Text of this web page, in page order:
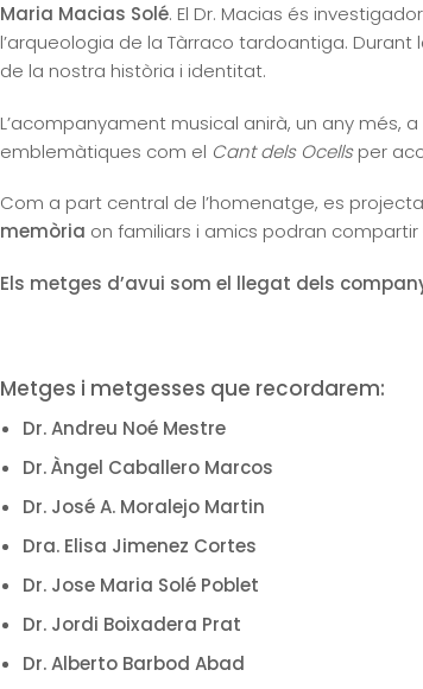
Maria Macias Solé. El Dr. Macias és
l’arqueologia de la Tàrraco tardoantiga.
de la nostra història i identitat.
L’acompanyament musical anirà, un any més,
emblemàtiques com el Cant dels Ocellsper
Com a part central de l’homenatge, es
memòria on familiars i amics podran
Els metges d’avui som el llegat dels
Metges i metgesses que recordarem:
Dr. Andreu Noé Mestre
Dr. Àngel Caballero Marcos
Dr. José A. Moralejo Martin
Dra. Elisa Jimenez Cortes
Dr. Jose Maria Solé Poblet
Dr. Jordi Boixadera Prat
Dr. Alberto Barbod Abad